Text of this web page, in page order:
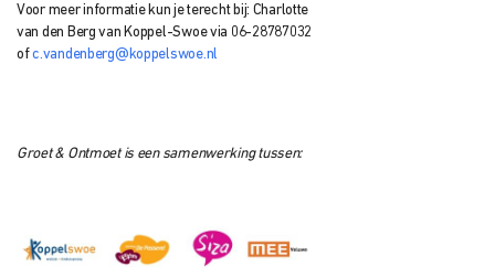
Voor meer informatie kun je terecht bij: Charlotte
van den Berg van Koppel-Swoe via 06-28787032
ofc.vandenberg@koppelswoe.nl
Groet & Ontmoet is een samenwerking tussen: